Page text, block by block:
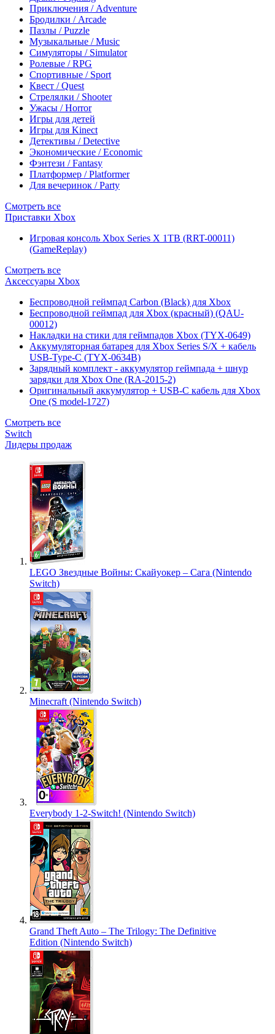
Приключения / Adventure
Бродилки / Arcade
Пазлы / Puzzle
Музыкальные / Music
Симуляторы / Simulator
Ролевые / RPG
Спортивные / Sport
Квест / Quest
Стрелялки / Shooter
Ужасы / Horror
Игры для детей
Игры для Kinect
Детективы / Detective
Экономические / Economic
Фэнтези / Fantasy
Платформер / Platformer
Для вечеринок / Party
Смотреть все
Приставки Xbox
Игровая консоль Xbox Series X 1TB (RRT-00011)
(GameReplay)
Смотреть все
Аксессуары Xbox
Беспроводной геймпад Carbon (Black) для Xbox
Беспроводной геймпад для Xbox (красный) (QAU-
00012)
Накладки на стики для геймпадов Xbox (TYX-0649)
Аккумуляторная батарея для Xbox Series S/X + кабель
USB-Type-C (TYX-0634B)
Зарядный комплект - аккумулятор геймпада + шнур
зарядки для Xbox One (RA-2015-2)
Оригинальный аккумулятор + USB-C кабель для Xbox
One (S model-1727)
Смотреть все
Switch
Лидеры продаж
LEGO Звездные Войны: Скайуокер – Сага (Nintendo
Switch)
Minecraft (Nintendo Switch)
Everybody 1-2-Switch! (Nintendo Switch)
Grand Theft Auto – The Trilogy: The Definitive
Edition (Nintendo Switch)